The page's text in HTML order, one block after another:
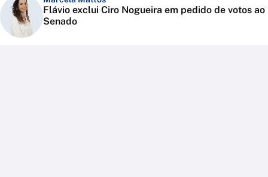
Flávio exclui Ciro Nogueira em pedido de votos ao
Senado